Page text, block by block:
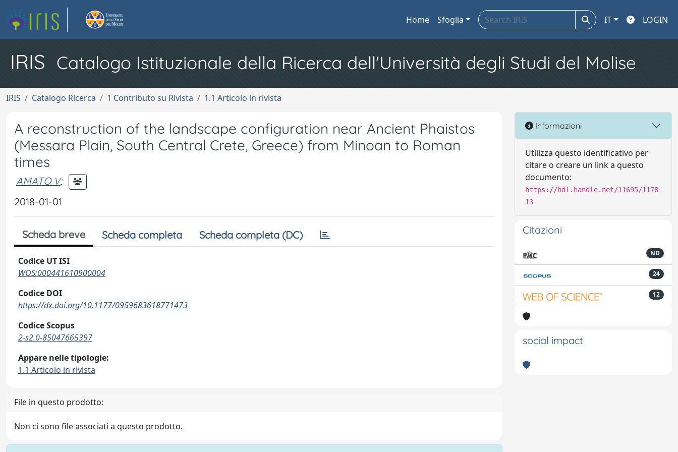
Home Sfoglia IT LOGIN
IRIS Catalogo Istituzionale della Ricerca dell'Università degli Studi del Molise
IRIS Catalogo Ricerca 1 Contributo su Rivista 1.1 Articolo in rivista
A reconstruction of the landscape configuration near Ancient Phaistos
(Messara Plain, South Central Crete, Greece) from Minoan to Roman
times
AMATO V;
2018-01-01
Scheda breve Scheda completa Scheda completa (DC)
Codice UT ISI
WOS:000441610900004
Codice DOI
https://dx.doi.org/10.1177/0959683618771473
Codice Scopus
2-s2.0-85047665397
Appare nelle tipologie:
1.1 Articolo in rivista
File in questo prodotto:
Non ci sono file associati a questo prodotto.
Informazioni
Utilizza questo identificativo per
citare o creare un link a questo
documento:
https://hdl.handle.net/11695/1178
13
Citazioni
ND
24
12
social impact